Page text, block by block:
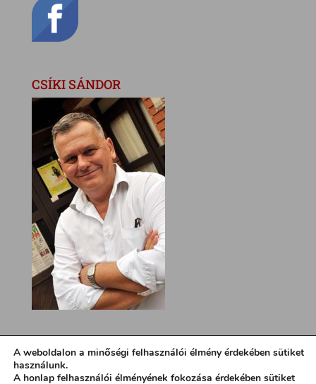
CSÍKI SÁNDOR
A weboldalon a minőségi felhasználói élmény érdekében sütiket
használunk.
A honlap felhasználói élményének fokozása érdekében sütiket